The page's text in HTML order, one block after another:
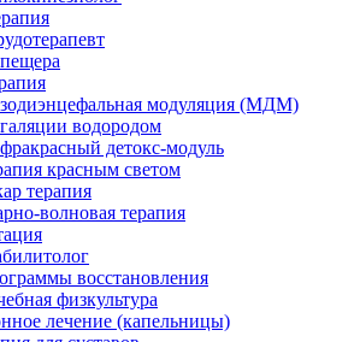
модуляция (МДМ)
водородом
детокс-модуль
красным светом
терапия
волновая терапия
восстановления
физкультура
лечение (капельницы)